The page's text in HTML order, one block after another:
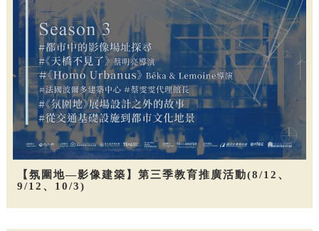
【氛圍地—影像建築】第三季教育推廣活動(8/12、
9/12、10/3)